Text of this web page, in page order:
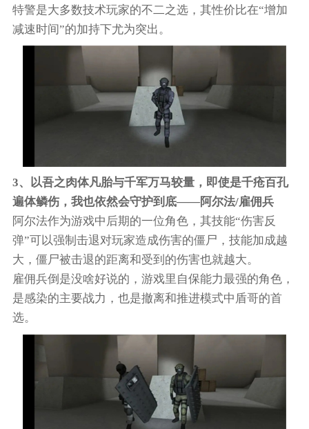
特警是大多数技术玩家的不二之选，其性价比在“增加
减速时间”的加持下尤为突出。
3、以吾之肉体凡胎与千军万马较量，即使是千疮百孔
遍体鳞伤，我也依然会守护到底——阿尔法/雇佣兵
阿尔法作为游戏中后期的一位角色，其技能“伤害反
弹”可以强制击退对玩家造成伤害的僵尸，技能加成越
大，僵尸被击退的距离和受到的伤害也就越大。
雇佣兵倒是没啥好说的，游戏里自保能力最强的角色，
是感染的主要战力，也是撤离和推进模式中盾哥的首
选。